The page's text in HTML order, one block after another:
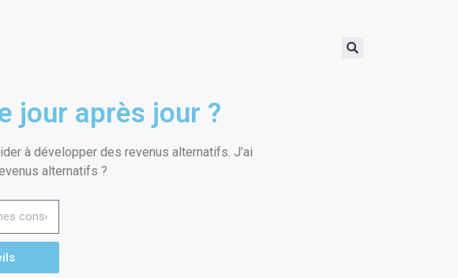
jour après jour ?
à développer des revenus alternatifs. J’ai
alternatifs ?